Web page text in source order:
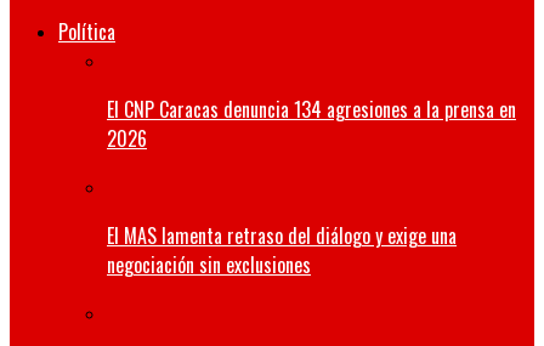
Política
El CNP Caracas denuncia 134 agresiones a la prensa en
2026
El MAS lamenta retraso del diálogo y exige una
negociación sin exclusiones